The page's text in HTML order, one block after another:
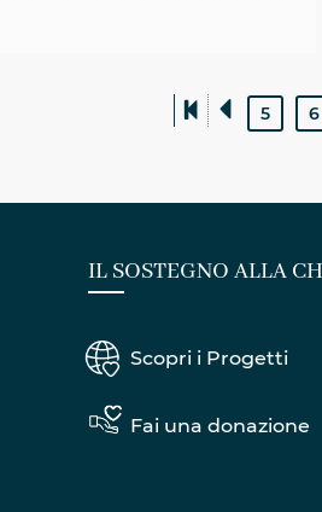
5 6
IL SOSTEGNO ALLA
Scopri i Progetti
Fai una donazione